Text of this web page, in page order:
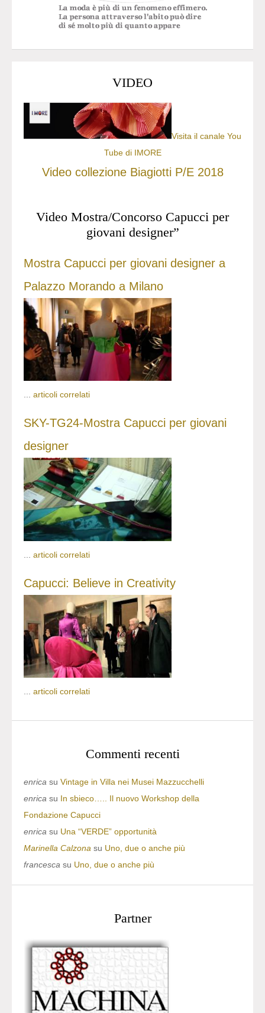
VIDEO
Visita il canale You
Tube di IMORE
Video collezione Biagiotti P/E 2018
Video Mostra/Concorso Capucci per
giovani designer”
Mostra Capucci per giovani designer a
Palazzo Morando a Milano
... articoli correlati
SKY-TG24-Mostra Capucci per giovani
designer
articoli correlati
Capucci: Believe in Creativity
... articoli correlati
Commenti recenti
enrica su Vintage in Villa nei Musei Mazzucchelli
enrica su In sbieco….. Il nuovo Workshop della
Fondazione Capucci
enrica su Una “VERDE” opportunità
Marinella Calzona su Uno, due o anche più
francesca su Uno, due o anche più
Partner